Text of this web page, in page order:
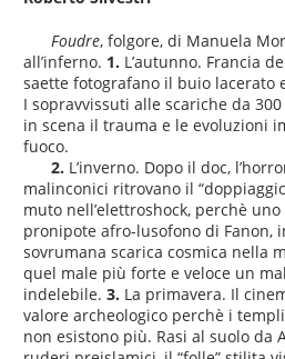
Foudre, folgore, di Manuela
all’inferno. 1. L’autunno. Francia
saette fotografano il buio lacerato
I sopravvissuti alle scariche da
in scena il trauma e le evoluzioni
fuoco.
2. L’inverno. Dopo il doc,
malinconici ritrovano il
muto nell’elettroshock, perchè
pronipote afro-lusofono di Fanon,
sovrumana scarica cosmica nella
quel male più forte e veloce un
indelebile.3. La primavera. Il
valore archeologico perchè i
non esistono più. Rasi al suolo da